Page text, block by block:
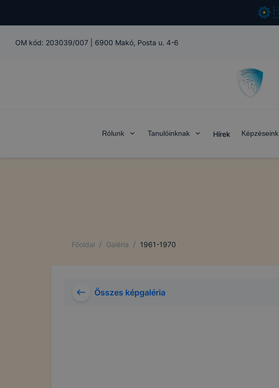
OM kód: 203039/007 6900 Makó, Posta u. 4-6
Rólunk Tanulóinknak Hírek Képzéseink
Főoldal / Galéria / 1961-1970
Összes képgaléria